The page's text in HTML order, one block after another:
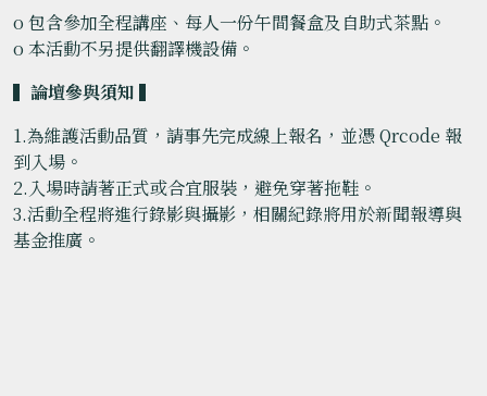
o 包含參加全程講座、每人一份午間餐盒及自助式茶點。
o 本活動不另提供翻譯機設備。
▍論壇參與須知 ▍
1.為維護活動品質，請事先完成線上報名，並憑 Qrcode 報
到入場。
2.入場時請著正式或合宜服裝，避免穿著拖鞋。
3.活動全程將進行錄影與攝影，相關紀錄將用於新聞報導與
基金推廣。